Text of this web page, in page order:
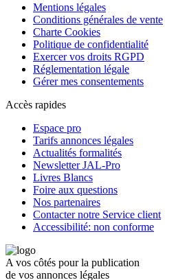
Mentions légales
Conditions générales de vente
Charte Cookies
Politique de confidentialité
Exercer vos droits RGPD
Réglementation légale
Gérer mes consentements
Accès rapides
Espace pro
Tarifs annonces légales
Actualités formalités
Newsletter JAL-Pro
Livres Blancs
Foire aux questions
Nos partenaires
Contacter notre Service client
Accessibilité: non conforme
A vos côtés pour la publication
de vos annonces légales